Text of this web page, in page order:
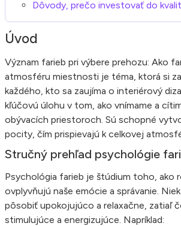
Dôvody, prečo investovať do
Úvod
Význam farieb pri výbere prehozu: Ako
atmosféru miestnosti je téma, ktorá si
každého, kto sa zaujíma o interiérový
kľúčovú úlohu v tom, ako vnímame a
obývacích priestoroch. Sú schopné
pocity, čím prispievajú k celkovej
Stručný prehľad psychológie
Psychológia farieb je štúdium toho, ako
ovplyvňujú naše emócie a správanie.
pôsobiť upokojujúco a relaxačne, zatiaľ
stimulujúce a energizujúce. Napríklad: